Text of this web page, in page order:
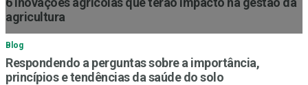
agricultura
Blog
Respondendo a perguntas sobre a importância,
princípios e tendências da saúde do solo